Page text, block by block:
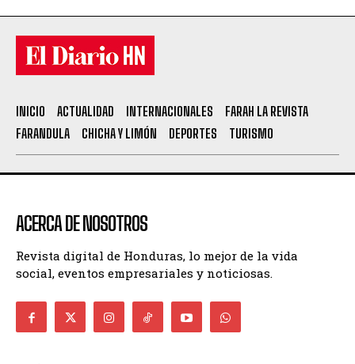
INICIO ACTUALIDAD INTERNACIONALES
FARAH LA REVISTA
FARANDULA
CHICHA Y LIMÓN DEPORTES TURISMO
ACERCA DE NOSOTROS
Revista digital de Honduras, lo mejor de la vida
social, eventos empresariales y noticiosas.